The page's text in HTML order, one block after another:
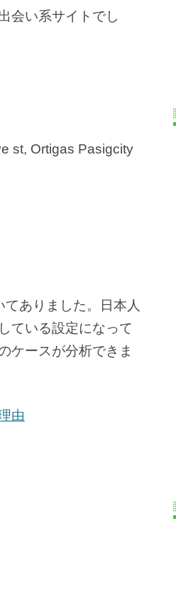
会い系サイトでし
st, Ortigas Pasigcity
ありました。日本人
ている設定になって
ケースが分析できま
由